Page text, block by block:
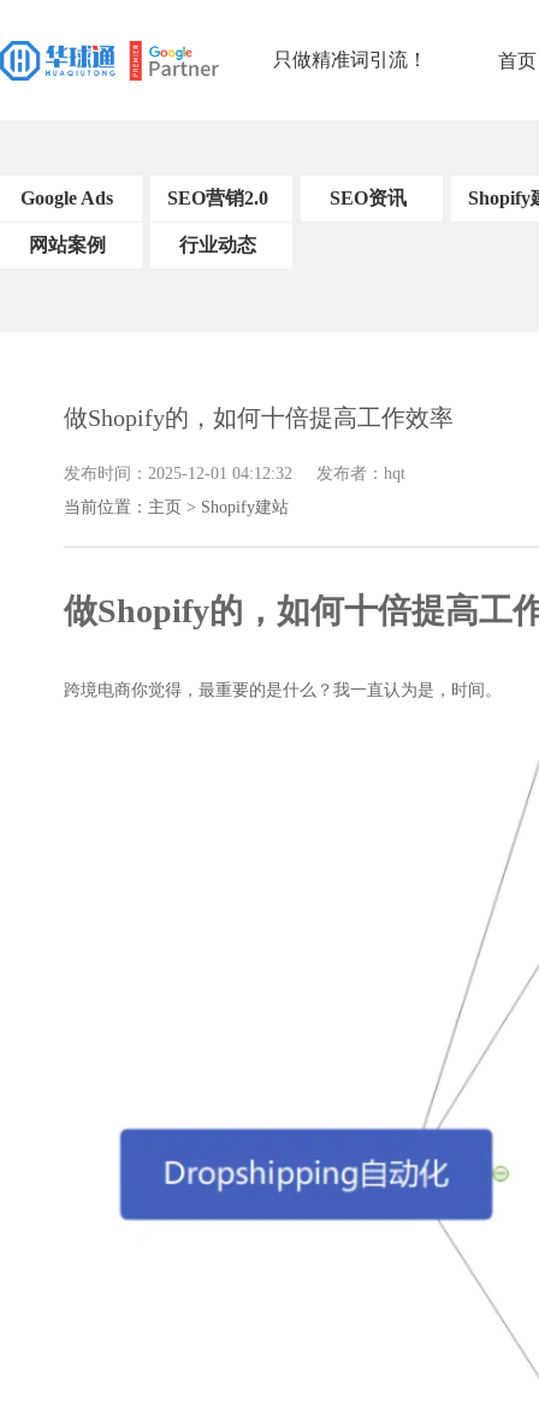
只做精准词引流！ 首页
Google Ads SEO营销2.0
SEO基础知识
略
内容优化策略
搜索引擎优化技
SEO资讯 Shopify
网站案例 行业动态
做Shopify的，如何十倍提高工作效率
发布时间：2025-12-01 04:12:32 发布者：hqt
当前位置： 主页 > Shopify建站
做Shopify的，如何十倍提高工
跨境电商你觉得，最重要的是什么？我一直认为是，时间。